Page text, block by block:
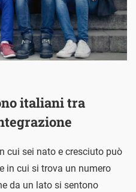
italiani tra
cui sei nato e cresciuto può
in cui si trova un numero
da un lato si sentono